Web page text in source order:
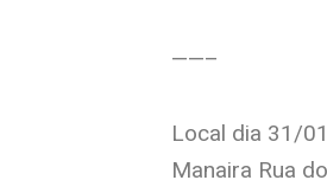
——–
Local dia 31/
Manaira Rua